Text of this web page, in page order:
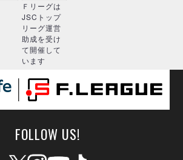
Ｆリーグは
JSCトップ
リーグ運営
助成を受け
て開催して
います
FOLLOW US!